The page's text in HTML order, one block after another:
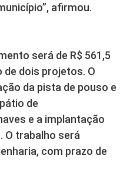
afirmou.
será de R$ 561,5
de dois projetos. O
da pista de pouso e
de
e a implantação
O trabalho será
com prazo de